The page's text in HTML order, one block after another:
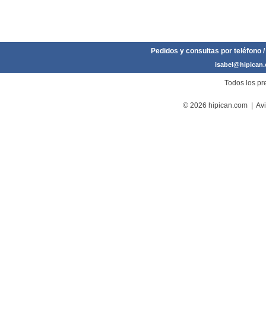
Pedidos y consultas por teléfono
Todos los
© 2026 hipican.com |